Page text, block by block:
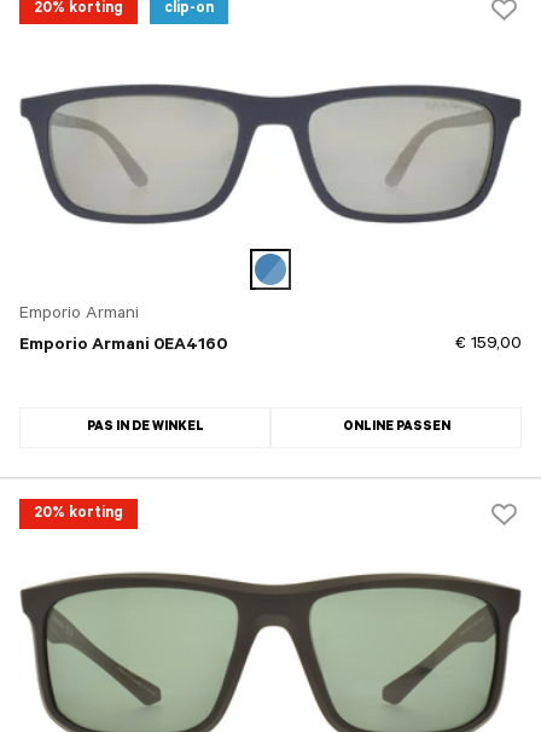
20% korting clip-on
Emporio Armani
Emporio Armani 0EA4160
€ 159,00
PAS IN DE WINKEL ONLINE PASSEN
20% korting